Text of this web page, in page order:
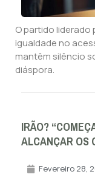
O partido liderado
igualdade no
mantêm silêncio
diáspora.
IRÃO?
ALCANÇAR OS
Fevereiro 28,